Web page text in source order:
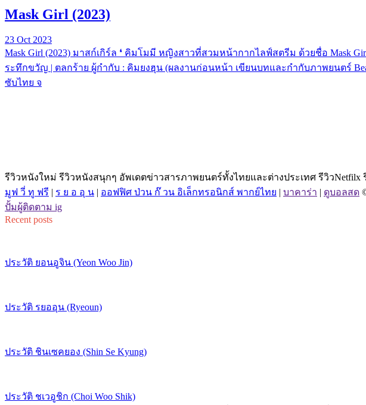
Mask Girl (2023)
23 Oct 2023
Mask Girl (2023) มาสก์เกิร์ล ❛ คิมโมมี หญิงสาวที่สวมหน้ากากไลฟ์สตรีม ด้วยชื่อ Mask
ระทึกขวัญ | ตลกร้าย ผู้กำกับ : คิมยงฮุน (ผลงานก่อนหน้า เขียนบทและกำกับภาพยนตร์
ซับไทย จ
รีวิวหนังใหม่ รีวิวหนังสนุกๆ อัพเดตข่าวสารภาพยนตร์ทั้งไทยและต่างประเทศ รีวิวNetfilx
มูฟ วี่ ทู ฟรี | ร ย อ อุ น | ออฟฟิศ ป่วน ก๊ วน อิเล็กทรอนิกส์ พากย์ไทย | บาคาร่า | ดูบอลสด
ปั้มผู้ติดตาม ig
Recent posts
ประวัติ ยอนอูจิน (Yeon Woo Jin)
ประวัติ รยออุน (Ryeoun)
ประวัติ ชินเซคยอง (Shin Se Kyung)
ประวัติ ชเวอูชิก (Choi Woo Shik)